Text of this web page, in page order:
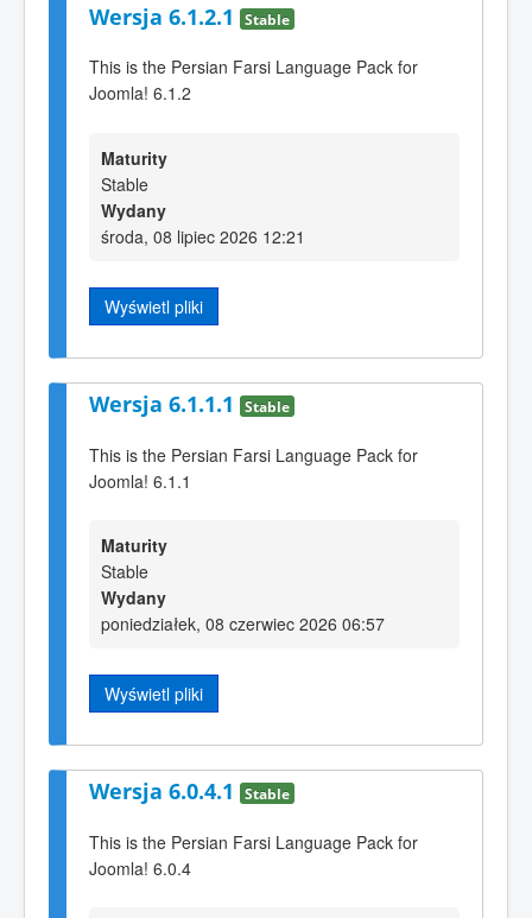
Wersja 6.1.2.1 Stable
This is the Persian Farsi Language Pack for
Joomla! 6.1.2
Maturity
Stable
Wydany
środa, 08 lipiec 2026 12:21
Wyświetl pliki
Wersja 6.1.1.1 Stable
This is the Persian Farsi Language Pack for
Joomla! 6.1.1
Maturity
Stable
Wydany
poniedziałek, 08 czerwiec 2026 06:57
Wyświetl pliki
Wersja 6.0.4.1 Stable
This is the Persian Farsi Language Pack for
Joomla! 6.0.4